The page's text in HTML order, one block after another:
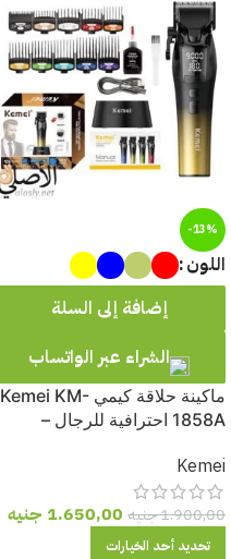
-13%
اللون
إضافة إلى السلة
الشراء عبر الواتساب
ماكينة حلاقة كيمي Kemei KM-
1858A احترافية للرجال –
رقمية، شحن USB
Kemei
1.900,00جنيه 1.650,00 جنيه
تحديد أحد الخيارات